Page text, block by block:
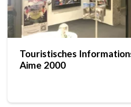
Touristisches
Aime 2000